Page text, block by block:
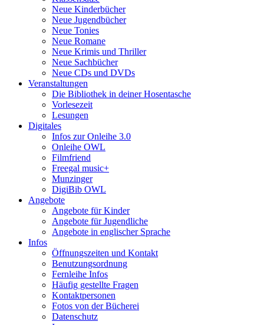
Neue Kinderbücher
Neue Jugendbücher
Neue Tonies
Neue Romane
Neue Krimis und Thriller
Neue Sachbücher
Neue CDs und DVDs
Veranstaltungen
Die Bibliothek in deiner Hosentasche
Vorlesezeit
Lesungen
Digitales
Infos zur Onleihe 3.0
Onleihe OWL
Filmfriend
Freegal music+
Munzinger
DigiBib OWL
Angebote
Angebote für Kinder
Angebote für Jugendliche
Angebote in englischer Sprache
Infos
Öffnungszeiten und Kontakt
Benutzungsordnung
Fernleihe Infos
Häufig gestellte Fragen
Kontaktpersonen
Fotos von der Bücherei
Datenschutz